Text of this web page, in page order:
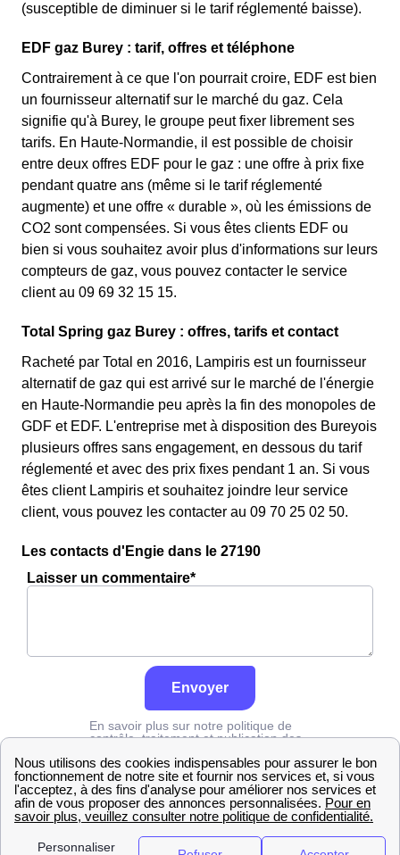
(susceptible de diminuer si le tarif réglementé baisse).
EDF gaz Burey : tarif, offres et téléphone
Contrairement à ce que l'on pourrait croire, EDF est bien
un fournisseur alternatif sur le marché du gaz. Cela
signifie qu'à Burey, le groupe peut fixer librement ses
tarifs. En Haute-Normandie, il est possible de choisir
entre deux offres EDF pour le gaz : une offre à prix fixe
pendant quatre ans (même si le tarif réglementé
augmente) et une offre « durable », où les émissions de
CO2 sont compensées. Si vous êtes clients EDF ou
bien si vous souhaitez avoir plus d'informations sur leurs
compteurs de gaz, vous pouvez contacter le service
client au 09 69 32 15 15.
Total Spring gaz Burey : offres, tarifs et contact
Racheté par Total en 2016, Lampiris est un fournisseur
alternatif de gaz qui est arrivé sur le marché de l'énergie
en Haute-Normandie peu après la fin des monopoles de
GDF et EDF. L'entreprise met à disposition des Bureyois
plusieurs offres sans engagement, en dessous du tarif
réglementé et avec des prix fixes pendant 1 an. Si vous
êtes client Lampiris et souhaitez joindre leur service
client, vous pouvez les contacter au 09 70 25 02 50.
Les contacts d'Engie dans le 27190
Laisser un commentaire*
Envoyer
En savoir plus sur notre politique de
contrôle, traitement et publication des
Engie Eure Burey